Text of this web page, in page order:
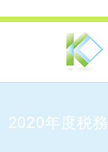
2020年度税